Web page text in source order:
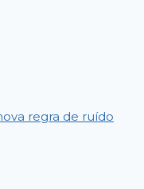
regra de ruído